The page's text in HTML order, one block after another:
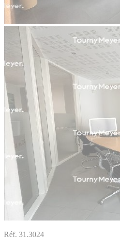
Réf. 31.3024